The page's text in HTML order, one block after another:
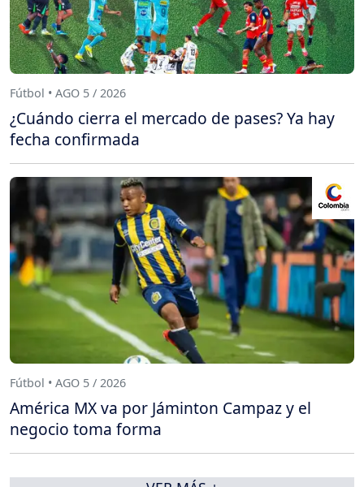
Fútbol • AGO 5 / 2026
¿Cuándo cierra el mercado de pases? Ya hay
fecha confirmada
Fútbol • AGO 5 / 2026
América MX va por Jáminton Campaz y el
negocio toma forma